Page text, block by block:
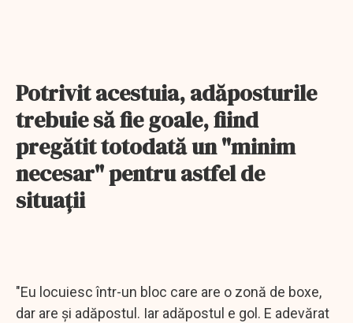
Potrivit acestuia, adăposturile
trebuie să fie goale, fiind
pregătit totodată un "minim
necesar" pentru astfel de
situaţii
"Eu locuiesc într-un bloc care are o zonă de boxe,
dar are şi adăpostul. Iar adăpostul e gol. E adevărat